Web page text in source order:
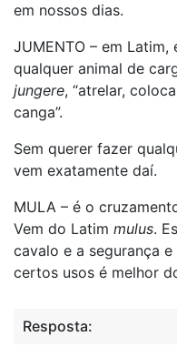
em nossos dias.
JUMENTO – em Latim,
qualquer animal de
jungere, “atrelar,
canga”.
Sem querer fazer
vem exatamente daí.
MULA – é o
Vem do Latim mulus.
cavalo e a segurança
certos usos é melhor
Resposta: